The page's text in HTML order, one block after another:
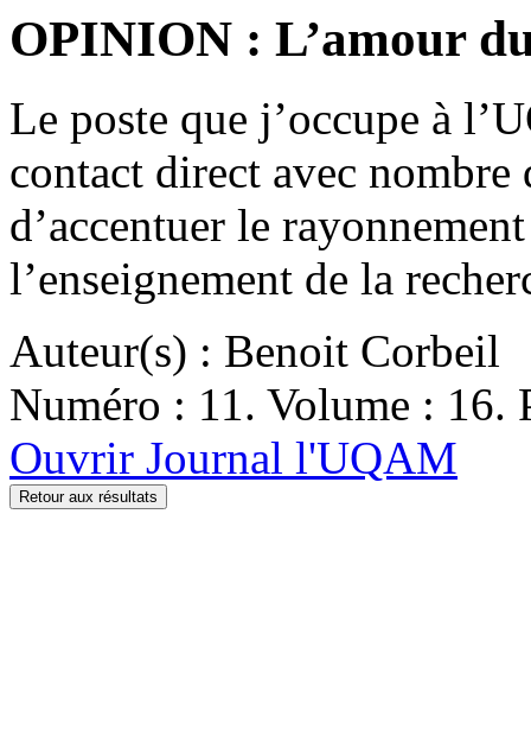
OPINION : L’amour
Le poste que j’occupe à
contact direct avec nombre
d’accentuer le
l’enseignement de la
Auteur(s) : Benoit Corbeil
Numéro : 11. Volume : 16.
Ouvrir Journal l'UQAM
Retour aux résultats